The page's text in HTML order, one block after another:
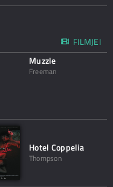
FILMJEI
Muzzle
Freeman
Hotel Coppelia
Thompson